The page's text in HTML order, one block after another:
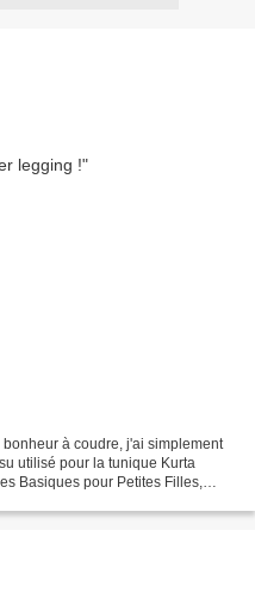
à coudre, j'ai simplement
utilisé pour la tunique Kurta
Basiques pour Petites Filles,